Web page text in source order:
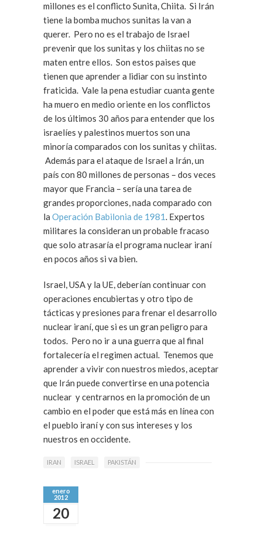
millones es el conflicto Sunita, Chiita. Si Irán
tiene la bomba muchos sunitas la van a
querer. Pero no es el trabajo de Israel
prevenir que los sunitas y los chiitas no se
maten entre ellos. Son estos paises que
tienen que aprender a lidiar con su instinto
fraticida. Vale la pena estudiar cuanta gente
ha muero en medio oriente en los conflictos
de los últimos 30 años para entender que los
israelíes y palestinos muertos son una
minoría comparados con los sunitas y chiitas.
Además para el ataque de Israel a Irán, un
país con 80 millones de personas – dos veces
mayor que Francia – sería una tarea de
grandes proporciones, nada comparado con
la Operación Babilonia de 1981. Expertos
militares la consideran un probable fracaso
que solo atrasaría el programa nuclear iraní
en pocos años si va bien.
Israel, USA y la UE, deberían continuar con
operaciones encubiertas y otro tipo de
tácticas y presiones para frenar el desarrollo
nuclear iraní, que si es un gran peligro para
todos. Pero no ir a una guerra que al final
fortalecería el regimen actual. Tenemos que
aprender a vivir con nuestros miedos, aceptar
que Irán puede convertirse en una potencia
nuclear y centrarnos en la promoción de un
cambio en el poder que está más en línea con
el pueblo iraní y con sus intereses y los
nuestros en occidente.
IRAN ISRAEL PAKISTÁN
enero
2012
20